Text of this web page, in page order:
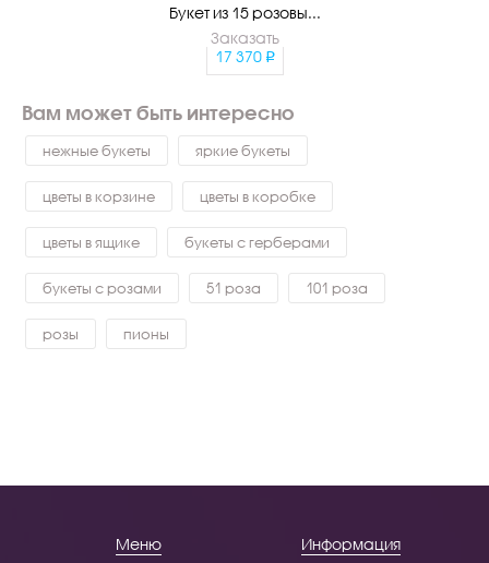
Букет из 15 розовы...
Заказать
17 370
Вам может быть интересно
нежные букеты яркие букеты
цветы в корзине цветы в коробке
цветы в ящике букеты с герберами
букеты с розами 51 роза 101 роза
розы пионы
Меню Информация